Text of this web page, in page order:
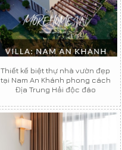
Thiết kế biệt thự nhà vườn đẹp
tại Nam An Khánh phong cách
Địa Trung Hải độc đáo